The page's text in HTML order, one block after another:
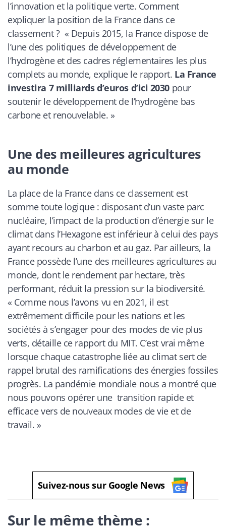
l’innovation et la politique verte. Comment
expliquer la position de la France dans ce
classement ? « Depuis 2015, la France dispose de
l’une des politiques de développement de
l’hydrogène et des cadres réglementaires les plus
complets au monde, explique le rapport. La France
investira 7 milliards d’euros d’ici 2030 pour
soutenir le développement de l’hydrogène bas
carbone et renouvelable. »
Une des meilleures agricultures
au monde
La place de la France dans ce classement est
somme toute logique : disposant d’un vaste parc
nucléaire, l’impact de la production d’énergie sur le
climat dans l’Hexagone est inférieur à celui des pays
ayant recours au charbon et au gaz. Par ailleurs, la
France possède l’une des meilleures agricultures au
monde, dont le rendement par hectare, très
performant, réduit la pression sur la biodiversité.
« Comme nous l’avons vu en 2021, il est
extrêmement difficile pour les nations et les
sociétés à s’engager pour des modes de vie plus
verts, détaille ce rapport du MIT. C’est vrai même
lorsque chaque catastrophe liée au climat sert de
rappel brutal des ramifications des énergies fossiles
progrès. La pandémie mondiale nous a montré que
nous pouvons opérer une transition rapide et
efficace vers de nouveaux modes de vie et de
travail. »
Suivez-nous sur Google News
Sur le même thème :